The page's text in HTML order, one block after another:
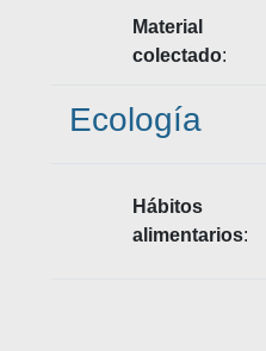
Material
colectado:
Ecología
Hábitos
alimentarios: